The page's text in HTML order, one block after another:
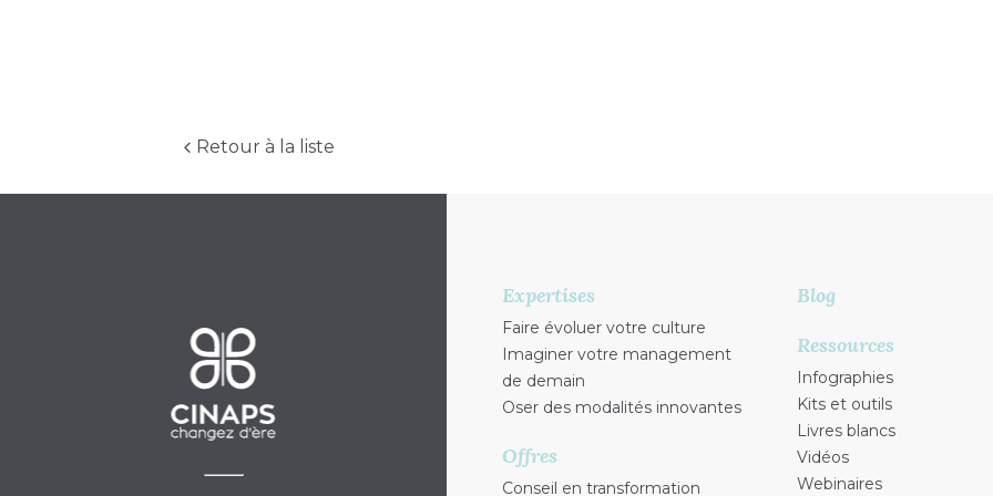
Retour à la liste
Expertises
Faire évoluer votre culture
Imaginer votre management
de demain
Oser des modalités innovantes
Offres
Conseil en transformation
Blog
Ressources
Infographies
Kits et outils
Livres blancs
Vidéos
Webinaires